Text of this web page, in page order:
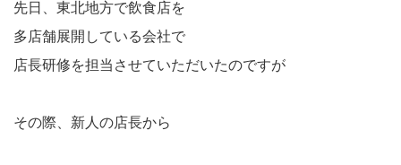
先日、東北地方で飲食店を
多店舗展開している会社で
店長研修を担当させていただいたのですが
その際、新人の店長から